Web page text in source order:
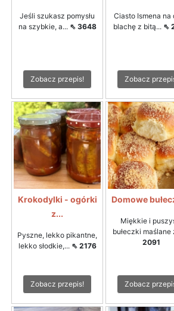
Jeśli szukasz pomysłu
na szybkie, a... ⇖ 3648
Zobacz przepis!
Ciasto Ismena na
blachę z bitą... ⇖
Zobacz
Krokodylki - ogórki
z...
Pyszne, lekko pikantne,
lekko słodkie,... ⇖ 2176
Zobacz przepis!
Domowe
Miękkie i
bułeczki maślane
2091
Zobacz